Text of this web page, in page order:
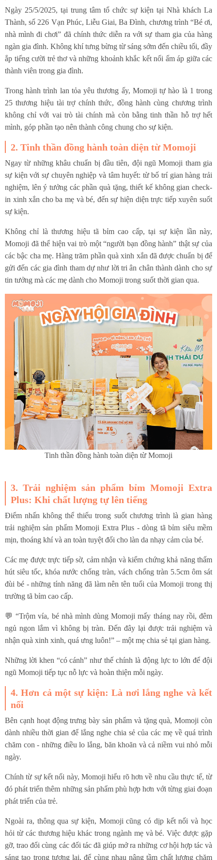
Ngày 25/5/2025, tại trung tâm tổ chức sự kiện tại Nhà khách La
Thành, số 226 Vạn Phúc, Liễu Giai, Ba Đình, chương trình “Bé ơi,
nhà mình đi chơi” đã chính thức diễn ra với sự tham gia của hàng
ngàn gia đình. Không khí tưng bừng từ sáng sớm đến chiều tối, đầy
ắp tiếng cười trẻ thơ và những khoảnh khắc kết nối ấm áp giữa các
thành viên trong gia đình.
Trong hành trình lan tỏa yêu thương ấy, Momoji tự hào là 1 trong
25 thương hiệu tài trợ chính thức, đồng hành cùng chương trình
không chỉ với vai trò tài chính mà còn bằng tinh thần hỗ trợ hết
mình, góp phần tạo nên thành công chung cho sự kiện.
2. Tinh thần đồng hành toàn diện từ Momoji
Ngay từ những khâu chuẩn bị đầu tiên, đội ngũ Momoji tham gia
sự kiện với sự chuyên nghiệp và tâm huyết: từ bố trí gian hàng trải
nghiệm, lên ý tưởng các phần quà tặng, thiết kế không gian check-
in xinh xắn cho ba mẹ và bé, đến sự hiện diện trực tiếp xuyên suốt
sự kiện.
Không chỉ là thương hiệu tã bỉm cao cấp, tại sự kiện lần này,
Momoji đã thể hiện vai trò một “người bạn đồng hành” thật sự của
các bậc cha mẹ. Hàng trăm phần quà xinh xắn đã được chuẩn bị để
gửi đến các gia đình tham dự như lời tri ân chân thành dành cho sự
tin tưởng mà các mẹ dành cho Momoji trong suốt thời gian qua.
Tinh thần đồng hành toàn diện từ Momoji
3. Trải nghiệm sản phẩm bỉm Momoji Extra
Plus: Khi chất lượng tự lên tiếng
Điểm nhấn không thể thiếu trong suốt chương trình là gian hàng
trải nghiệm sản phẩm Momoji Extra Plus - dòng tã bỉm siêu mềm
mịn, thoáng khí và an toàn tuyệt đối cho làn da nhạy cảm của bé.
Các mẹ được trực tiếp sờ, cảm nhận và kiểm chứng khả năng thấm
hút siêu tốc, khóa nước chống tràn, vách chống tràn 5.5cm ôm sát
đùi bé - những tính năng đã làm nên tên tuổi của Momoji trong thị
trường tã bỉm cao cấp.
💬 “Trộm vía, bé nhà mình dùng Momoji mấy tháng nay rồi, đêm
ngủ ngon lắm vì không bị tràn. Đến đây lại được trải nghiệm và
nhận quà xinh xinh, quá ưng luôn!” – một mẹ chia sẻ tại gian hàng.
Những lời khen “có cánh” như thế chính là động lực to lớn để đội
ngũ Momoji tiếp tục nỗ lực và hoàn thiện mỗi ngày.
4. Hơn cả một sự kiện: Là nơi lắng nghe và kết
nối
Bên cạnh hoạt động trưng bày sản phẩm và tặng quà, Momoji còn
dành nhiều thời gian để lắng nghe chia sẻ của các mẹ về quá trình
chăm con - những điều lo lắng, băn khoăn và cả niềm vui nhỏ mỗi
ngày.
Chính từ sự kết nối này, Momoji hiểu rõ hơn về nhu cầu thực tế, từ
đó phát triển thêm những sản phẩm phù hợp hơn với từng giai đoạn
phát triển của trẻ.
Ngoài ra, thông qua sự kiện, Momoji cũng có dịp kết nối và học
hỏi từ các thương hiệu khác trong ngành mẹ và bé. Việc được gặp
gỡ, trao đổi cùng các đối tác đã giúp mở ra những cơ hội hợp tác và
sáng tạo trong tương lai, để cùng nhau nâng tầm chất lượng chăm